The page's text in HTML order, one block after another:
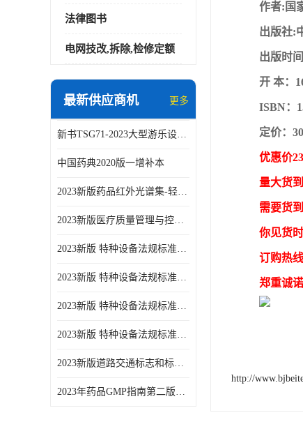
法律图书
电网技改,拆除,检修定额
最新供应商机 更多
新书TSG71-2023大型游乐设施安全技术规程
中国药典2020版一增补本
2023新版药品红外光谱集-轻工业出版社
2023新版医疗质量管理与控制指标汇编5.0版
2023新版 特种设备法规标准手册 机电类标准客运索道卷
2023新版 特种设备法规标准手册 机电类标准游乐设施卷
2023新版 特种设备法规标准手册 安全技术规范卷共三本
2023新版 特种设备法规标准手册 机电类标准电梯卷 共两本
2023新版道路交通标志和标线手册
2023年药品GMP指南第二版全6册
作者:国
出版社:
出版时
开 本：
ISBN：
定价：
优惠价
量大货
需要货
你见货
订购热
郑重诚
http://